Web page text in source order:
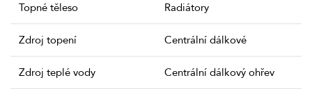
Topné těleso Radiátory
Zdroj topení Centrální dálkové
Zdroj teplé vody Centrální dálkový ohřev